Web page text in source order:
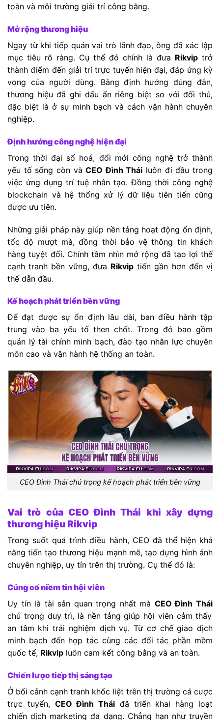
toàn và môi trường giải trí công bằng.
Mở rộng thương hiệu
Ngay từ khi tiếp quản vai trò lãnh đạo, ông đã xác lập
mục tiêu rõ ràng. Cụ thể đó chính là đưa Rikvip trở
thành điểm đến giải trí trực tuyến hiện đại, đáp ứng kỳ
vọng của người dùng. Bằng định hướng đúng đắn,
thương hiệu đã ghi dấu ấn riêng biệt so với đối thủ,
đặc biệt là ở sự minh bạch và cách vận hành chuyên
nghiệp.
Định hướng công nghệ hiện đại
Trong thời đại số hoá, đổi mới công nghệ trở thành
yếu tố sống còn vàCEO Đình Thái luôn đi đầu trong
việc ứng dụng trí tuệ nhân tạo. Đồng thời công nghệ
blockchain và hệ thống xử lý dữ liệu tiên tiến cũng
được ưu tiên.
Những giải pháp này giúp nền tảng hoạt động ổn định,
tốc độ mượt mà, đồng thời bảo vệ thông tin khách
hàng tuyệt đối. Chính tầm nhìn mở rộng đã tạo lợi thế
cạnh tranh bền vững, đưa Rikvip tiến gần hơn đến vị
thế dẫn đầu.
Kế hoạch phát triển bền vững
Để đạt được sự ổn định lâu dài, ban điều hành tập
trung vào ba yếu tố then chốt. Trong đó bao gồm
quản lý tài chính minh bạch, đào tạo nhân lực chuyên
môn cao và vận hành hệ thống an toàn.
CEO Đình Thái chú trọng kế hoạch phát triển bền vững
Vai trò của CEO Đình Thái khi xây dựng
thương hiệu Rikvip
Trong suốt quá trình điều hành, CEO đã thể hiện khả
năng tiến tạo thương hiệu mạnh mẽ, tạo dựng hình ảnh
chuyên nghiệp, uy tín trên thị trường. Cụ thể đó là:
Củng cố niềm tin hội viên
Uy tín là tài sản quan trọng nhất mà CEO Đình Thái
chú trọng duy trì, là nền tảng giúp hội viên cảm thấy
an tâm khi trải nghiệm dịch vụ. Từ cơ chế giao dịch
minh bạch đến hợp tác cùng các đối tác phần mềm
quốc tế, Rikvip luôn cam kết công bằng và an toàn.
Chiến lược tiếp thị sáng tạo
Ở bối cảnh cạnh tranh khốc liệt trên thị trường cá cược
trực tuyến, CEO Đình Thái đã triển khai hàng loạt
chiến dịch marketing đa dạng. Chẳng hạn như truyền